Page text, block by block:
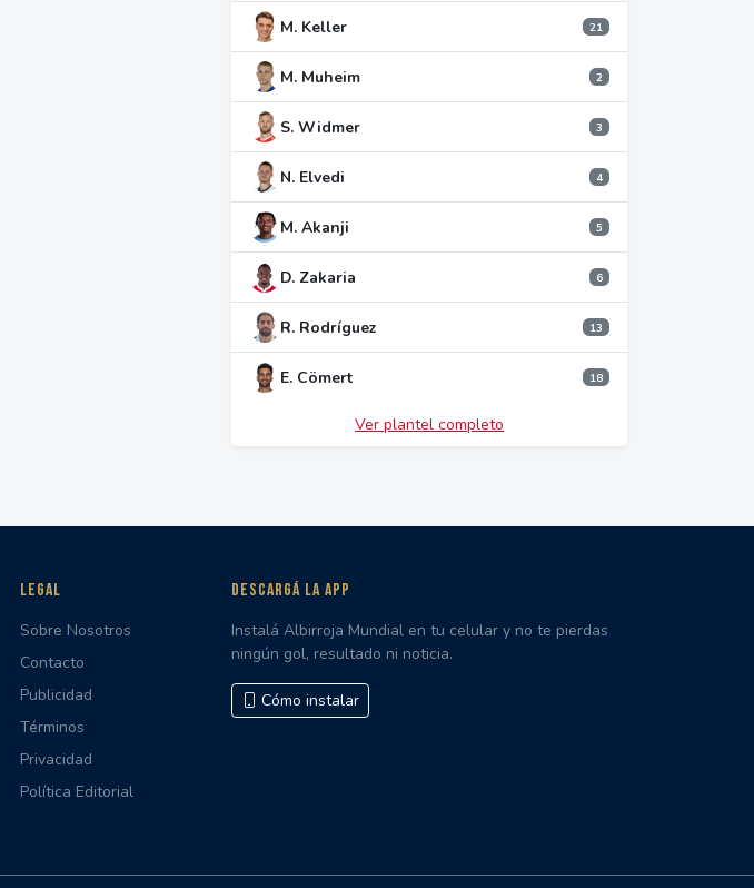
M. Keller 21
M. Muheim 2
S. Widmer 3
N. Elvedi 4
M. Akanji 5
D. Zakaria 6
R. Rodríguez 13
E. Cömert 18
Ver plantel completo
LEGAL
Sobre Nosotros
Contacto
Publicidad
Términos
Privacidad
Política Editorial
DESCARGÁ LA APP
Instalá Albirroja Mundial en tu celular y no te pierdas
ningún gol, resultado ni noticia.
Cómo instalar